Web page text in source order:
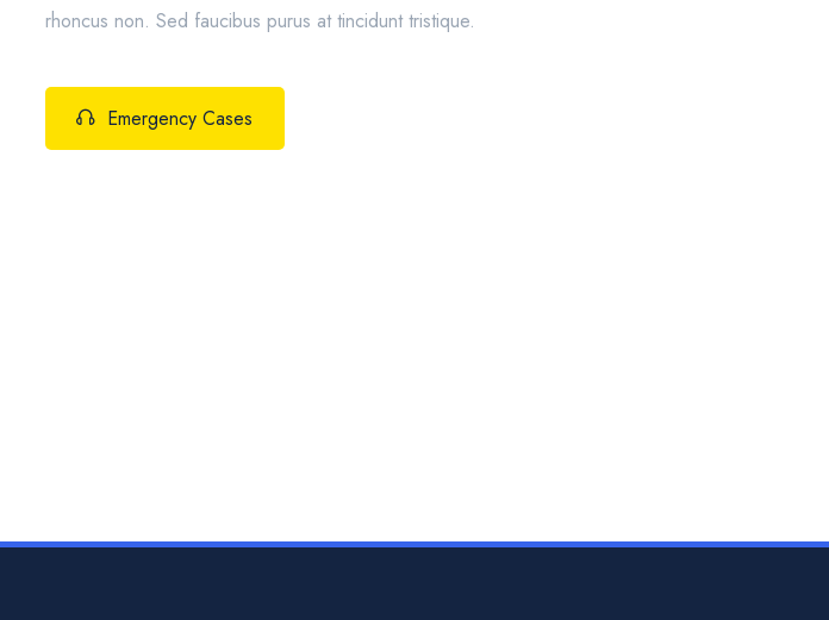
rhoncus non. Sed faucibus purus at tincidunt tristique.
Emergency Cases